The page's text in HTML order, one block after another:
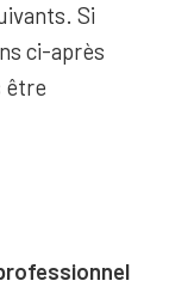
Si
ci-après
être